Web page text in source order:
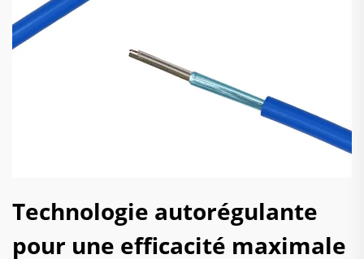
Technologie autorégulante
pour une efficacité maximale